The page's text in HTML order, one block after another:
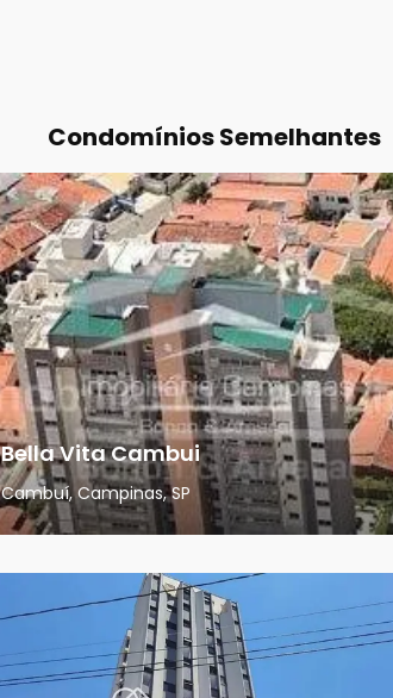
Condomínios Semelhantes
Bella Vita Cambui
Cambuí, Campinas, SP